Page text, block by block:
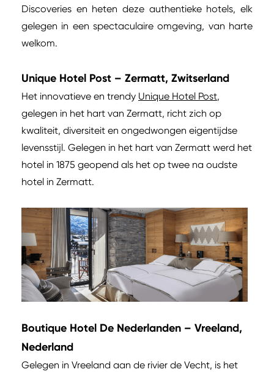
Discoveries en heten deze authentieke hotels, elk
gelegen in een spectaculaire omgeving, van harte
welkom.
Unique Hotel Post – Zermatt, Zwitserland
Het innovatieve en trendy Unique Hotel Post,
gelegen in het hart van Zermatt, richt zich op
kwaliteit, diversiteit en ongedwongen eigentijdse
levensstijl. Gelegen in het hart van Zermatt werd het
hotel in 1875 geopend als het op twee na oudste
hotel in Zermatt.
Boutique Hotel De Nederlanden – Vreeland,
Nederland
Gelegen in Vreeland aan de rivier de Vecht, is het